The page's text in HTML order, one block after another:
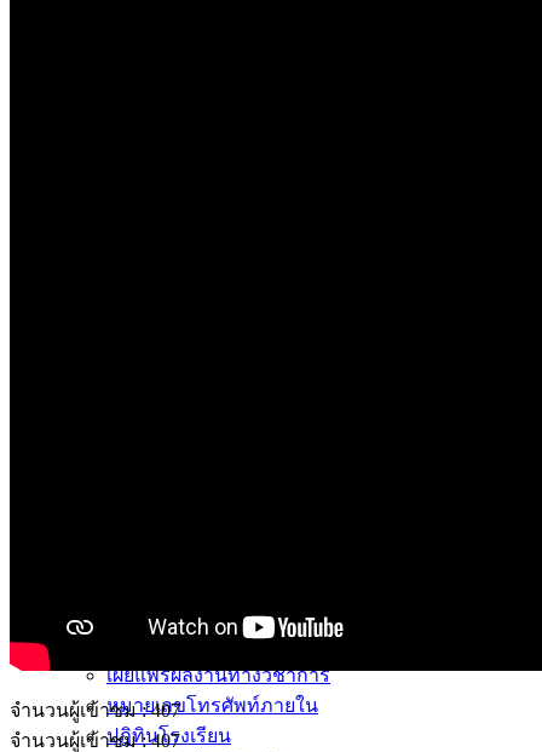
รายงานงบทดลอง
เผยแพร่ผลงานทางวิชาการ
หมายเลขโทรศัพท์ภายใน
ปฎิทินโรงเรียน
จำนวนผู้เข้าชม :407
จำนวนผู้เข้าชม :407